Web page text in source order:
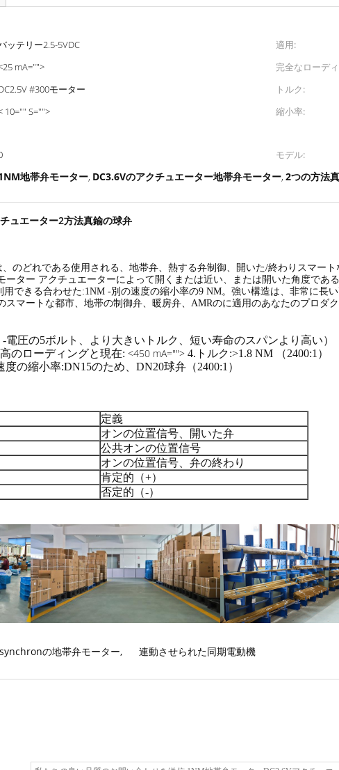
ッテリー2.5-5VDC 適用:
mA=""> 完全なローデ
#300モーター トルク:
10="" S=""> 縮小率:
モデル:
地帯弁モーター, DC3.6Vのアクチュエーター地帯弁モーター, 2つの方法
ュエーター2方法真鍮の球弁
のどれである使用される、地帯弁、熱する弁制御、開いた/終わりスマー
ーター アクチュエーターによって開くまたは近い、または開いた角度で
できる合わせた:1NM -別の速度の縮小率の9 NM。強い構造は、非常に長
スマートな都市、地帯の制御弁、暖房弁、AMRのに適用のあなたのプロダ
電圧の5ボルト、より大きいトルク、短い寿命のスパンより高い）
のローディングと現在: <450 mA=""> 4.トルク:>1.8 NM （2400:1）
度の縮小率:DN15のため、DN20球弁（2400:1）
定義
オンの位置信号、開いた弁
公共オンの位置信号
オンの位置信号、弁の終わり
肯定的（+）
否定的（-）
synchronの地帯弁モーター, 連動させられた同期電動機